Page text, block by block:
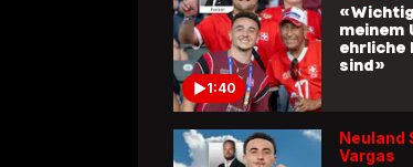
1:40
meinem
ehrliche
sind»
Neuland
Vargas